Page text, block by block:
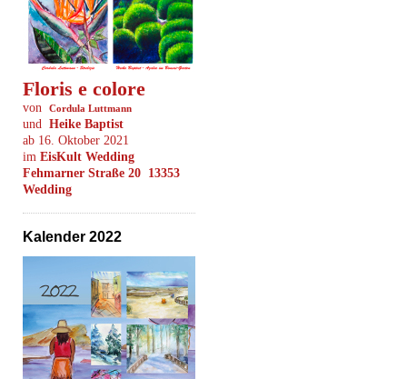
Floris e colore
von Cordula Luttmann
und Heike Baptist
ab 16. Oktober 2021
im EisKult Wedding
Fehmarner Straße 20 13353
Wedding
Kalender 2022